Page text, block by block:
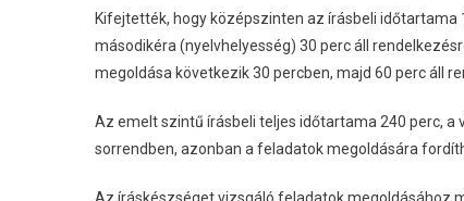
Kifejtették, hogy középszinten az írásbeli
másodikéra (nyelvhelyesség) 30 perc áll
megoldása következik 30 percben, majd 60 perc áll
Az emelt szintű írásbeli teljes időtartama 240 perc,
sorrendben, azonban a feladatok megoldására
Az íráskészséget vizsgáló feladatok megoldásához